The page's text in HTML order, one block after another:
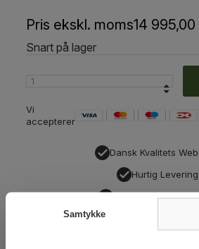
Pris ekskl. moms14
Snart på lager
Vi
accepterer
Dansk Kvalitets
Hurtig Levering
Personlig
Samtykke